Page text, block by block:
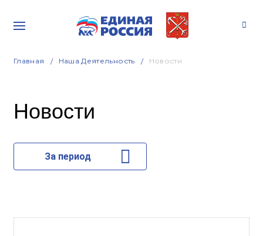
Главная Наша Деятельность Новости
Новости
За период